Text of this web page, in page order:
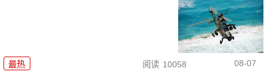
最热 阅读 10058 08-07